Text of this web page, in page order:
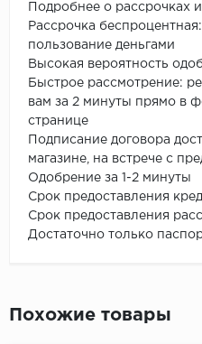
Подробнее о рассрочках
Рассрочка
пользование деньгами
Высокая вероятность
Быстрое рассмотрение:
вам за 2 минуты прямо в
странице
Подписание договора
магазине, на встрече с
Одобрение за 1-2 минуты
Срок предоставления
Срок предоставления
Достаточно только
Похожие товары